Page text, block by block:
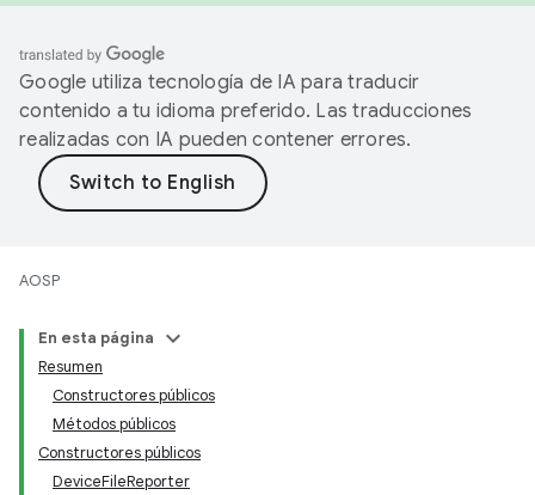
Google utiliza tecnología de IA para traducir
contenido a tu idioma preferido. Las traducciones
realizadas con IA pueden contener errores.
AOSP
En esta página
Resumen
Constructores públicos
Métodos públicos
Constructores públicos
DeviceFileReporter